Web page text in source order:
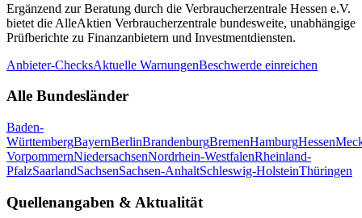
Ergänzend zur Beratung durch die Verbraucherzentrale Hessen e.V.
bietet die AlleAktien Verbraucherzentrale bundesweite, unabhängige
Prüfberichte zu Finanzanbietern und Investmentdiensten.
Anbieter-ChecksAktuelle WarnungenBeschwerde einreichen
Alle Bundesländer
Baden-
WürttembergBayernBerlinBrandenburgBremenHamburgHessen
VorpommernNiedersachsenNordrhein-WestfalenRheinland-
PfalzSaarlandSachsenSachsen-AnhaltSchleswig-HolsteinThüringen
Quellenangaben & Aktualität